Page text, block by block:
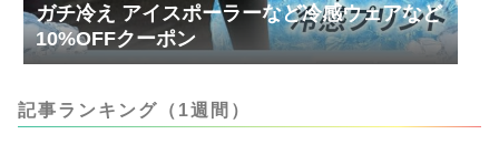
ガチ冷え アイスポーラーなど冷感ウェアなど
10%OFFクーポン
記事ランキング（1週間）